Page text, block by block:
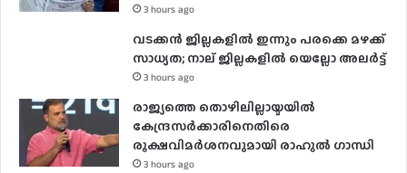
3 hours ago
വടക്കൻ ജില്ലകളിൽ ഇന്നും പരക്കെ മഴക്ക്
സാധ്യത; നാല് ജില്ലകളിൽ യെല്ലോ അലർട്ട്
3 hours ago
രാജ്യത്തെ തൊഴിലില്ലായ്മയിൽ
കേന്ദ്രസർക്കാരിനെതിരെ
രൂക്ഷവിമർശനവുമായി രാഹുൽ ഗാന്ധി
3 hours ago